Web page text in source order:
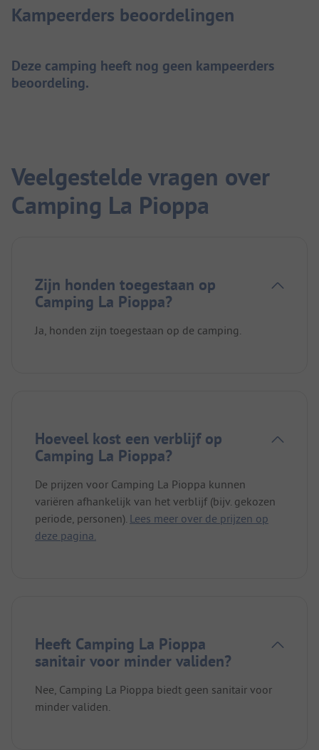
Kampeerders beoordelingen
Deze camping heeft nog geen kampeerders
beoordeling.
Veelgestelde vragen over
Camping La Pioppa
Zijn honden toegestaan op
Camping La Pioppa?
Ja, honden zijn toegestaan op de camping.
Hoeveel kost een verblijf op
Camping La Pioppa?
De prijzen voor Camping La Pioppa kunnen
variëren afhankelijk van het verblijf (bijv. gekozen
periode, personen). Lees meer over de prijzen op
deze pagina.
Heeft Camping La Pioppa
sanitair voor minder validen?
Nee, Camping La Pioppa biedt geen sanitair voor
minder validen.